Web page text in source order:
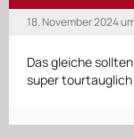
18. November 2024
Das gleiche
super tourtauglich